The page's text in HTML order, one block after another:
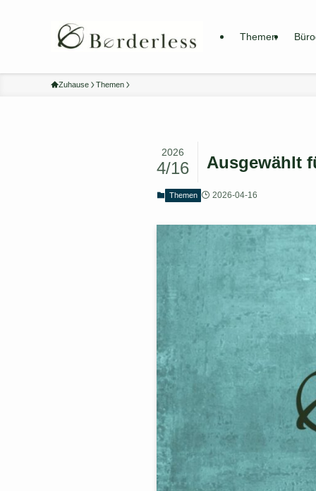
Themen
Zuhause Themen
Ausgewählt
2026
4/16
Themen 2026-04-16